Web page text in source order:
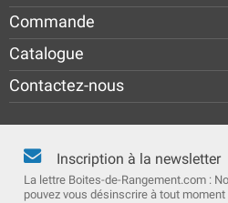
Commande
Catalogue
Contactez-nous
Inscription à la newsletter
La lettre Boites-de-Rangement.com :
pouvez vous désinscrire à tout moment